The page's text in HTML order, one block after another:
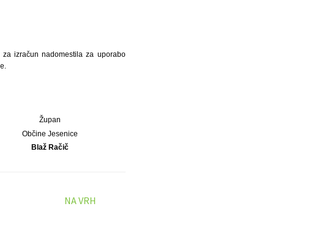
izračun nadomestila za uporabo
Župan
Občine Jesenice
Blaž Račič
NA VRH